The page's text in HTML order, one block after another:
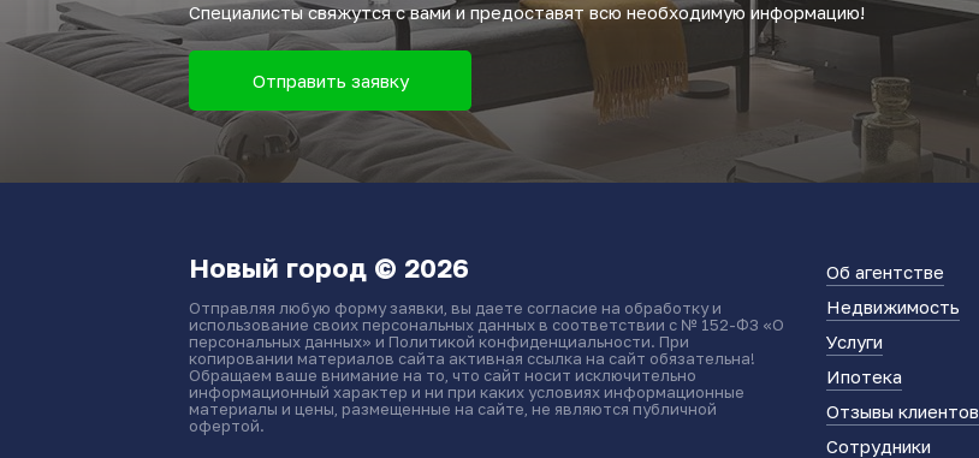
Специалисты свяжутся с вами и предоставят всю необходимую информацию!
Отправить заявку
Новый город © 2026
Отправляя любую форму заявки, вы даете согласие на обработку и
использование своих персональных данных в соответствии с № 152-ФЗ «О
персональных данных» и Политикой конфиденциальности. При
копировании материалов сайта активная ссылка на сайт обязательна!
Обращаем ваше внимание на то, что сайт носит исключительно
информационный характер и ни при каких условиях информационные
материалы и цены, размещенные на сайте, не являются публичной
офертой.
Об агентстве
Недвижимость
Услуги
Ипотека
Отзывы клиентов
Сотрудники